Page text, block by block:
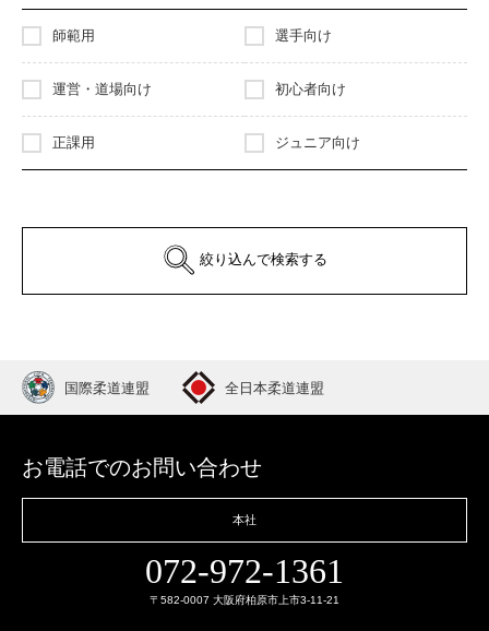
師範用 選手向け
運営・道場向け 初心者向け
正課用 ジュニア向け
絞り込んで検索する
国際柔道連盟 全日本柔道連盟
お電話でのお問い合わせ
本社
072-972-1361
〒582-0007 大阪府柏原市上市3-11-21